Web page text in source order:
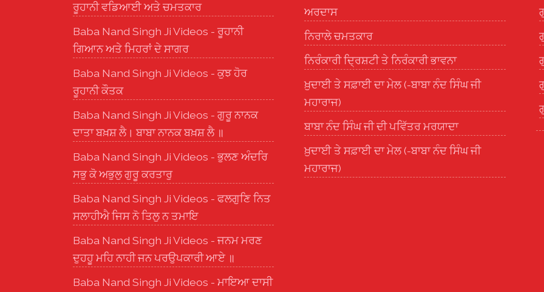
ਰੂਹਾਨੀ ਵਡਿਆਈ ਅਤੇ ਚਮਤਕਾਰ
Baba Nand Singh Ji Videos - ਰੂਹਾਨੀ
ਗਿਆਨ ਅਤੇ ਮਿਹਰਾਂ ਦੇ ਸਾਗਰ
Baba Nand Singh Ji Videos - ਕੁਝ ਹੋਰ
ਰੂਹਾਨੀ ਕੌਤਕ
Baba Nand Singh Ji Videos - ਗੁਰੂ ਨਾਨਕ
ਦਾਤਾ ਬਖ਼ਸ਼ ਲੈ। ਬਾਬਾ ਨਾਨਕ ਬਖ਼ਸ਼ ਲੈ ॥
Baba Nand Singh Ji Videos - ਭੁਲਣ ਅੰਦਰਿ
ਸਭੁ ਕੋ ਅਭੁਲੁ ਗੁਰੂ ਕਰਤਾਰੁ
Baba Nand Singh Ji Videos - ਫਲਗੁਣਿ ਨਿਤ
ਸਲਾਹੀਐ ਜਿਸ ਨੋ ਤਿਲੁ ਨ ਤਮਾਇ
Baba Nand Singh Ji Videos - ਜਨਮ ਮਰਣ
ਦੁਹਹੂ ਮਹਿ ਨਾਹੀ ਜਨ ਪਰਉਪਕਾਰੀ ਆਏ ॥
Baba Nand Singh Ji Videos - ਮਾਇਆ ਦਾਸੀ
ਅਰਦਾਸ
ਨਿਰਾਲੇ ਚਮਤਕਾਰ
ਨਿਰੰਕਾਰੀ ਦ੍ਰਿਸ਼ਟੀ ਤੇ ਨਿਰੰਕਾਰੀ ਭਾਵਨਾ
ਖ਼ੁਦਾਈ ਤੇ ਸਫ਼ਾਈ ਦਾ ਮੇਲ (-ਬਾਬਾ ਨੰਦ ਸਿੰਘ ਜੀ
ਮਹਾਰਾਜ)
ਬਾਬਾ ਨੰਦ ਸਿੰਘ ਜੀ ਦੀ ਪਵਿੱਤਰ ਮਰਯਾਦਾ
ਖ਼ੁਦਾਈ ਤੇ ਸਫ਼ਾਈ ਦਾ ਮੇਲ (-ਬਾਬਾ ਨੰਦ ਸਿੰਘ ਜੀ
ਮਹਾਰਾਜ)